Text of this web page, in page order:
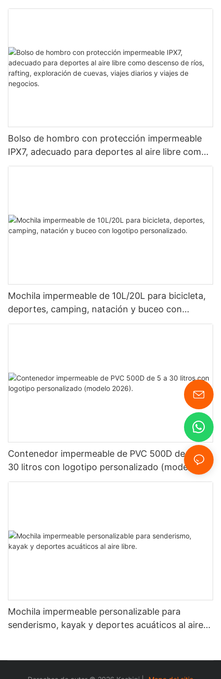
exteriores, mochila impermeable para camping.
Bolso de hombro con protección impermeable
IPX7, adecuado para deportes al aire libre como
descenso de ríos, rafting, exploración de cuevas,
Mochila impermeable de 10L/20L para bicicleta,
deportes, camping, natación y buceo con
logotipo personalizado.
Contenedor impermeable de PVC 500D de 5 a
30 litros con logotipo personalizado (modelo
2026).
Mochila impermeable personalizable para
senderismo, kayak y deportes acuáticos al aire